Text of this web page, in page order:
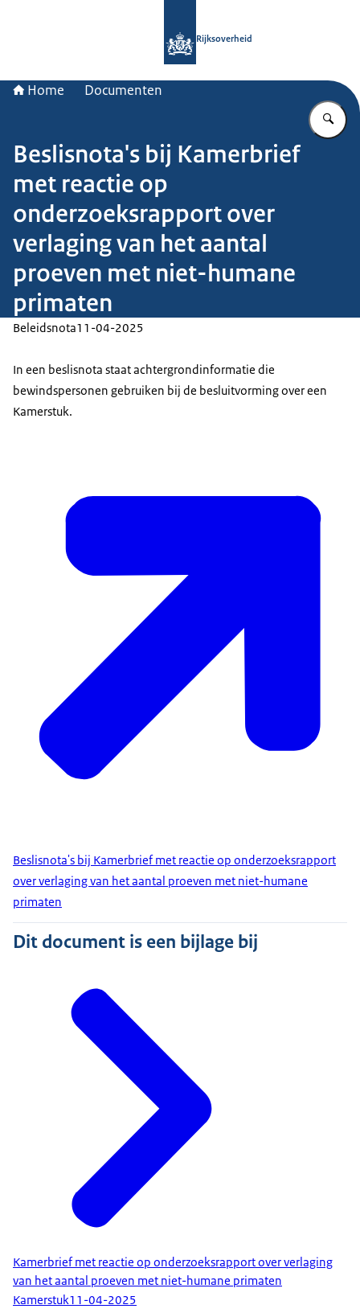
Rijksoverheid
Home Documenten
Beslisnota's bij Kamerbrief
met reactie op
onderzoeksrapport over
verlaging van het aantal
proeven met niet-humane
primaten
Beleidsnota11-04-2025
In een beslisnota staat achtergrondinformatie die
bewindspersonen gebruiken bij de besluitvorming over een
Kamerstuk.
Beslisnota's bij Kamerbrief met reactie op onderzoeksrapport
over verlaging van het aantal proeven met niet-humane
primaten
Dit document is een bijlage bij
Kamerbrief met reactie op onderzoeksrapport over verlaging
van het aantal proeven met niet-humane primaten
Kamerstuk11-04-2025